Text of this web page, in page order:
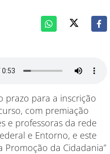
prazo para a inscrição
com premiação
e professoras da rede
e Entorno, e este
Promoção da Cidadania”